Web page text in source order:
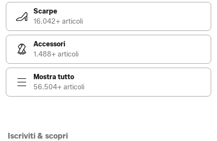
Scarpe
16.042+ articoli
Accessori
1.488+ articoli
Mostra tutto
56.504+ articoli
Iscriviti & scopri